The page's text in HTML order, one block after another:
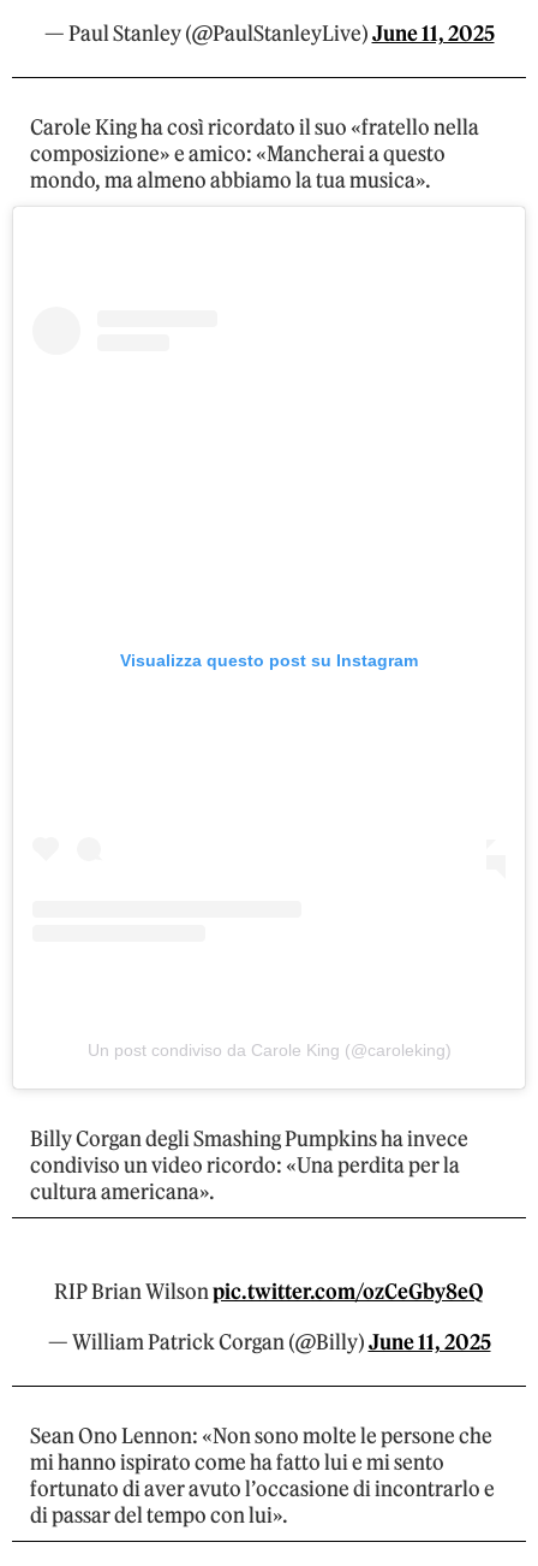
— Paul Stanley (@PaulStanleyLive)June 11, 2025
Carole King ha così ricordato il suo «fratello nella
composizione» e amico: «Mancherai a questo
mondo, ma almeno abbiamo la tua musica».
Visualizza questo post su Instagram
Un post condiviso da Carole King (@caroleking)
Billy Corgan degli Smashing Pumpkins ha invece
condiviso un video ricordo: «Una perdita per la
cultura americana».
RIP Brian Wilsonpic.twitter.com/ozCeGby8eQ
— William Patrick Corgan (@Billy)June 11, 2025
Sean Ono Lennon: «Non sono molte le persone che
mi hanno ispirato come ha fatto lui e mi sento
fortunato di aver avuto l’occasione di incontrarlo e
di passar del tempo con lui».